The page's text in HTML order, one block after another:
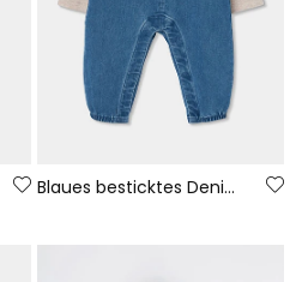
Blaues besticktes Denim-Set mit Bärenmotiv für Baby